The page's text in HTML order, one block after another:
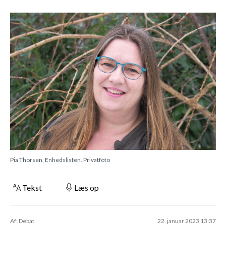
Pia Thorsen, Enhedslisten. Privatfoto
Tekst Læs op
Af: Debat 22. januar 2023 13:37